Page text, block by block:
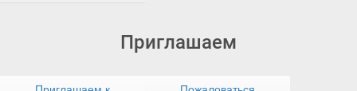
Приглашаем